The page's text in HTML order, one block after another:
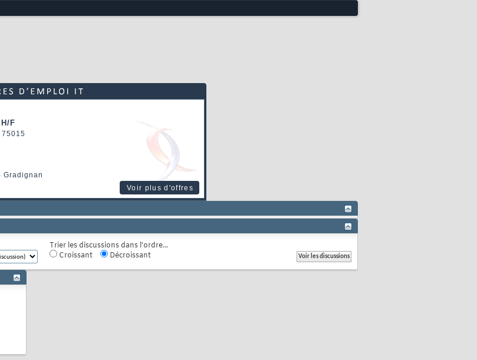
F
Gradignan
Voir plus d'offres
Trier les discussions dans l'ordre...
Croissant
Décroissant